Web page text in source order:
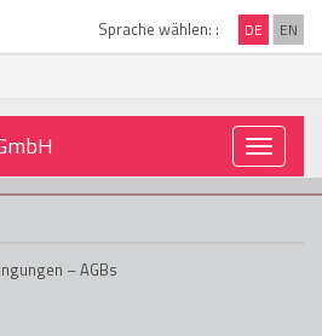
Sprache wählen: : DE EN
Toggle
– AGBs